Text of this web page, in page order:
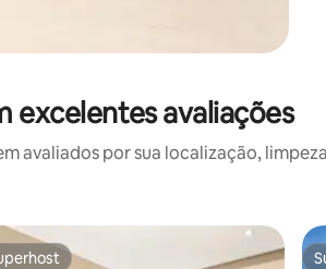
excelentes avaliações
avaliados por sua localização,